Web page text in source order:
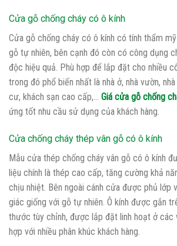
Cửa gỗ chống cháy có ô kính
Cửa gỗ chống cháy có ô kính có tính thẩm
gỗ tự nhiên, bên cạnh đó còn có công dụng
độc hiệu quả. Phù hợp để lắp đặt cho nhiều
trong đó phổ biến nhất là nhà ở, nhà vườn,
cư, khách sạn cao cấp,… Giá cửa gỗ chống
ứng tốt nhu cầu sử dụng của khách hàng.
Cửa chống cháy thép vân gỗ có ô kính
Mẫu cửa thép chống cháy vân gỗ có ô kính
liệu chính là thép cao cấp, tăng cường khả
chịu nhiệt. Bên ngoài cánh cửa được phủ lớp
giác giống với gỗ tự nhiên. Ô kính được gắn
thước tùy chỉnh, được lắp đặt linh hoạt ở các
hợp với nhiều phân khúc khách hàng.